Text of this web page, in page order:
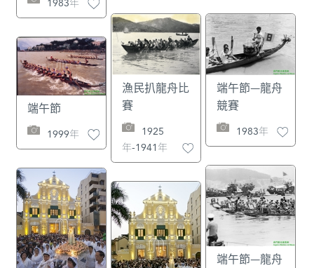
1983年
漁民扒龍舟比
賽
1925
年-1941年
端午節—龍舟
競賽
1983年
端午節
1999年
端午節—龍舟